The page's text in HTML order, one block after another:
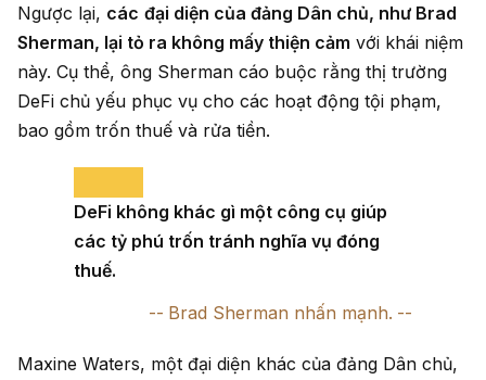
Ngược lại, các đại diện của đảng Dân chủ, như Brad
Sherman, lại tỏ ra không mấy thiện cảm với khái niệm
này. Cụ thể, ông Sherman cáo buộc rằng thị trường
DeFi chủ yếu phục vụ cho các hoạt động tội phạm,
bao gồm trốn thuế và rửa tiền.
DeFi không khác gì một công cụ giúp
các tỷ phú trốn tránh nghĩa vụ đóng
thuế.
Brad Sherman nhấn mạnh.
Maxine Waters, một đại diện khác của đảng Dân chủ,